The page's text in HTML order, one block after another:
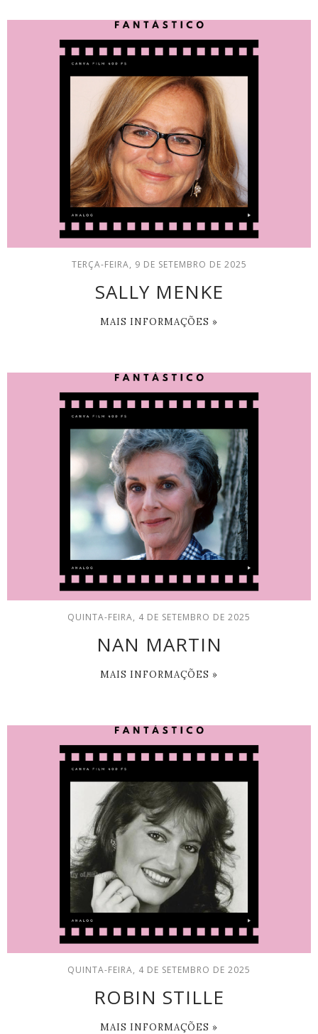
TERÇA-FEIRA, 9 DE SETEMBRO DE 2025
SALLY MENKE
MAIS INFORMAÇÕES »
QUINTA-FEIRA, 4 DE SETEMBRO DE 2025
NAN MARTIN
MAIS INFORMAÇÕES »
QUINTA-FEIRA, 4 DE SETEMBRO DE 2025
ROBIN STILLE
MAIS INFORMAÇÕES »